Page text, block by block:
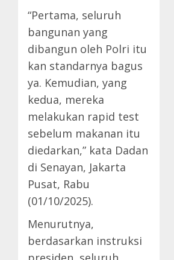
“Pertama, seluruh
bangunan yang
dibangun oleh Polri itu
kan standarnya bagus
ya. Kemudian, yang
kedua, mereka
melakukan rapid test
sebelum makanan itu
diedarkan,” kata Dadan
di Senayan, Jakarta
Pusat, Rabu
(01/10/2025).
Menurutnya,
berdasarkan instruksi